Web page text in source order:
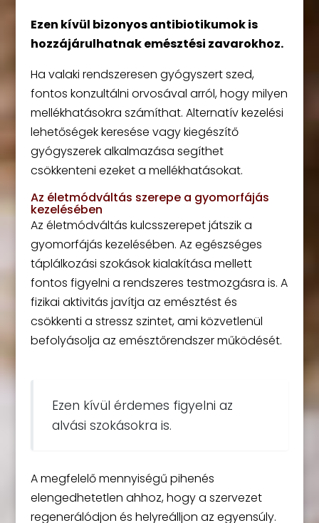
Ezen kívül bizonyos antibiotikumok is
hozzájárulhatnak emésztési zavarokhoz.
Ha valaki rendszeresen gyógyszert szed,
fontos konzultálni orvosával arról, hogy milyen
mellékhatásokra számíthat. Alternatív kezelési
lehetőségek keresése vagy kiegészítő
gyógyszerek alkalmazása segíthet
csökkenteni ezeket a mellékhatásokat.
Az életmódváltás szerepe a gyomorfájás
kezelésében
Az életmódváltás kulcsszerepet játszik a
gyomorfájás kezelésében. Az egészséges
táplálkozási szokások kialakítása mellett
fontos figyelni a rendszeres testmozgásra is. A
fizikai aktivitás javítja az emésztést és
csökkenti a stressz szintet, ami közvetlenül
befolyásolja az emésztőrendszer működését.
Ezen kívül érdemes figyelni az
alvási szokásokra is.
A megfelelő mennyiségű pihenés
elengedhetetlen ahhoz, hogy a szervezet
regenerálódjon és helyreálljon az egyensúly.